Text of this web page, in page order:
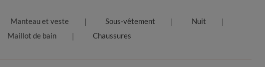
Manteau et veste Sous-vêtement
Nuit
Maillot de bain Chaussures